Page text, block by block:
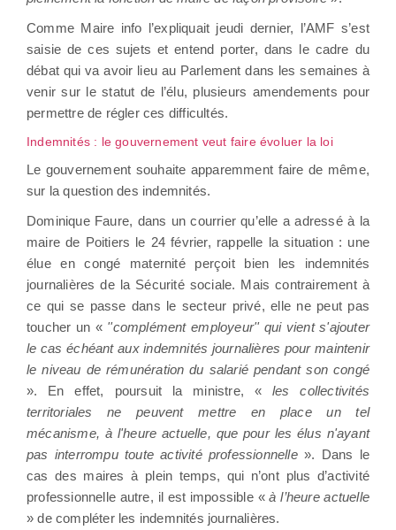
Comme Maire info l’expliquait jeudi dernier, l’AMF s’est
saisie de ces sujets et entend porter, dans le cadre du
débat qui va avoir lieu au Parlement dans les semaines à
venir sur le statut de l’élu, plusieurs amendements pour
permettre de régler ces difficultés.
Indemnités : le gouvernement veut faire évoluer la loi
Le gouvernement souhaite apparemment faire de même,
sur la question des indemnités.
Dominique Faure, dans un courrier qu’elle a adressé à la
maire de Poitiers le 24 février, rappelle la situation : une
élue en congé maternité perçoit bien les indemnités
journalières de la Sécurité sociale. Mais contrairement à
ce qui se passe dans le secteur privé, elle ne peut pas
toucher un « ''complément employeur'' qui vient s'ajouter
le cas échéant aux indemnités journalières pour maintenir
le niveau de rémunération du salarié pendant son congé
». En effet, poursuit la ministre, « les collectivités
territoriales ne peuvent mettre en place un tel
mécanisme, à l'heure actuelle, que pour les élus n'ayant
pas interrompu toute activité professionnelle». Dans le
cas des maires à plein temps, qui n’ont plus d’activité
professionnelle autre, il est impossible «à l’heure actuelle
» de compléter les indemnités journalières.